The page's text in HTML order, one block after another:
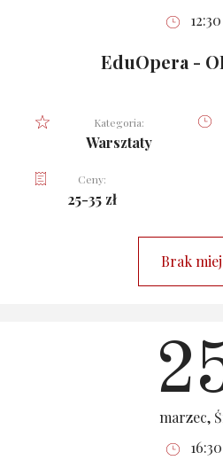
12:30
EduOpera -
Kategoria:
Warsztaty
Ceny:
25-35 zł
Brak
marzec,
16:30